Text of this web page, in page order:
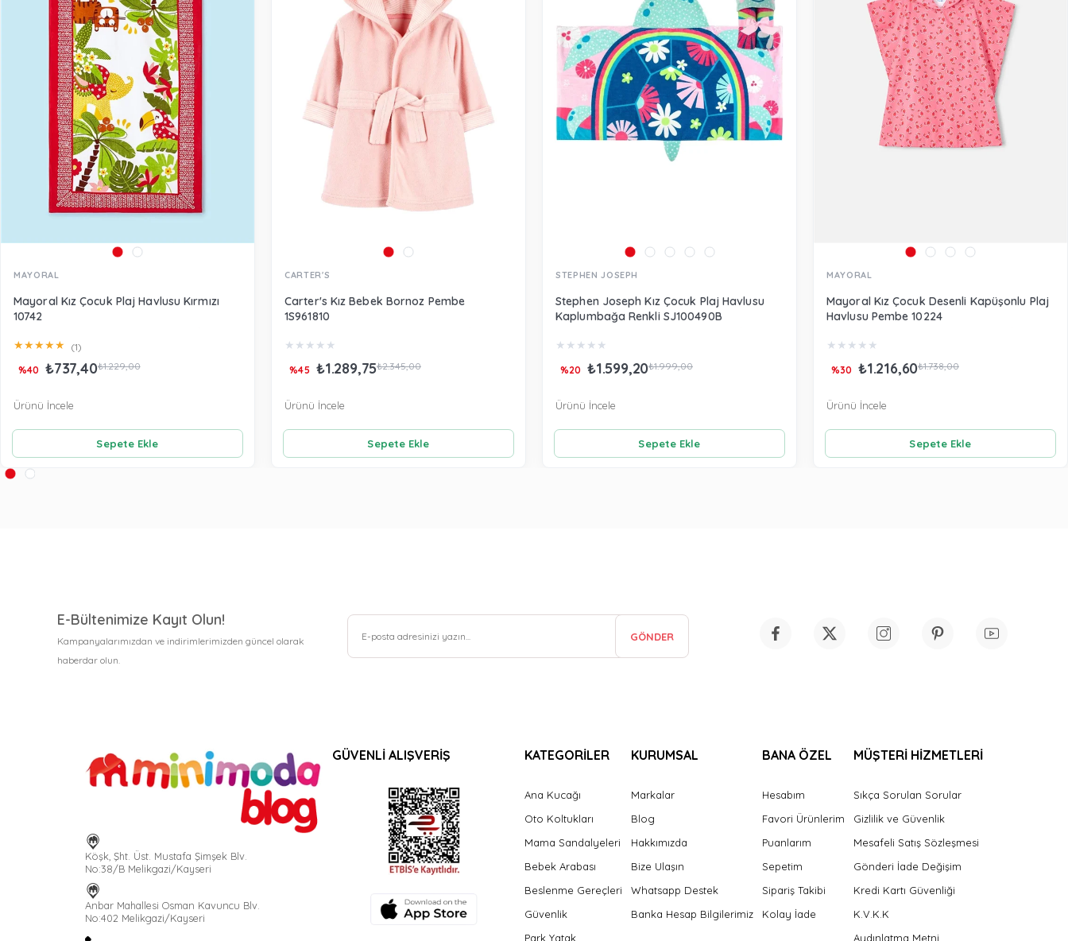
MAYORAL
Mayoral Kız Çocuk Plaj Havlusu Kırmızı
10742
★★★★★ (1)
₺737,40₺1.229,00
%40
Sepete Ekle
Ürünü İncele
CARTER'S
Carter's Kız Bebek Bornoz Pembe
1S961810
★ ★ ★ ★ ★
₺1.289,75₺2.345,00
%45
Sepete Ekle
Ürünü İncele
STEPHEN JOSEPH
Stephen Joseph Kız Çocuk Plaj Havlusu
Kaplumbağa Renkli SJ100490B
★ ★ ★ ★ ★
₺1.599,20₺1.999,00
%20
Sepete Ekle
Ürünü İncele
MAYORAL
Mayoral Kız Çocuk Desenli Kapüşonlu Plaj
Havlusu Pembe 10224
★ ★ ★ ★ ★
₺1.216,60₺1.738,00
%30
Sepete Ekle
Ürünü İncele
E-Bültenimize Kayıt Olun!
Kampanyalarımızdan ve indirimlerimizden güncel olarak
haberdar olun.
GÖNDER
Köşk, Şht. Üst. Mustafa Şimşek Blv.
No:38/B Melikgazi/Kayseri
Anbar Mahallesi Osman Kavuncu Blv.
No:402 Melikgazi/Kayseri
GÜVENLİ ALIŞVERİŞ KATEGORİLER
Ana Kucağı
Oto Koltukları
Mama Sandalyeleri
Bebek Arabası
Beslenme Gereçleri
Güvenlik
Park Yatak
KURUMSAL
Markalar
Blog
Hakkımızda
Bize Ulaşın
Whatsapp Destek
Banka Hesap Bilgilerimiz
BANA ÖZEL
Hesabım
Favori Ürünlerim
Puanlarım
Sepetim
Sipariş Takibi
Kolay İade
MÜŞTERİ HİZMETLERİ
Sıkça Sorulan Sorular
Gizlilik ve Güvenlik
Mesafeli Satış Sözleşmesi
Gönderi İade Değişim
Kredi Kartı Güvenliği
K.V.K.K
Aydınlatma Metni